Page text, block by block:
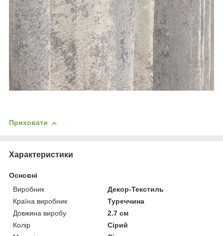
Приховати
Характеристики
Основні
Виробник
Декор-Текстиль
Країна виробник
Туреччина
Довжина виробу
2.7 см
Колір
Сірий